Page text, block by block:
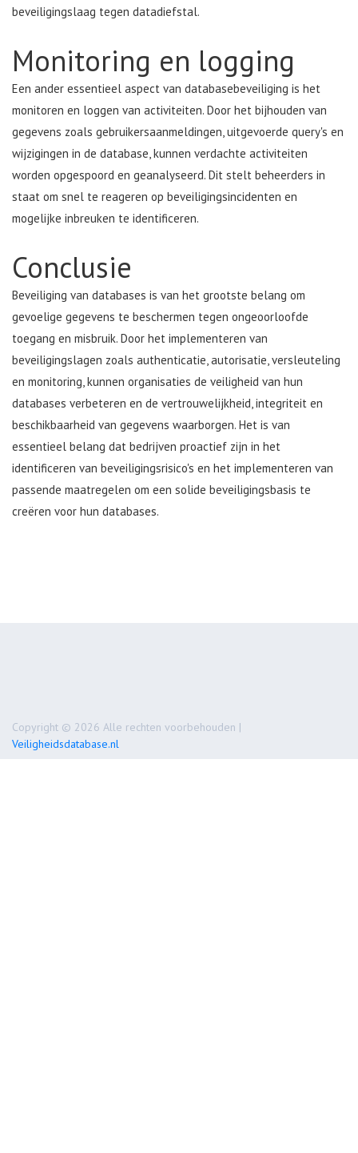
beveiligingslaag tegen datadiefstal.
Monitoring en logging
Een ander essentieel aspect van databasebeveiliging is het
monitoren en loggen van activiteiten. Door het bijhouden van
gegevens zoals gebruikersaanmeldingen, uitgevoerde query's en
wijzigingen in de database, kunnen verdachte activiteiten
worden opgespoord en geanalyseerd. Dit stelt beheerders in
staat om snel te reageren op beveiligingsincidenten en
mogelijke inbreuken te identificeren.
Conclusie
Beveiliging van databases is van het grootste belang om
gevoelige gegevens te beschermen tegen ongeoorloofde
toegang en misbruik. Door het implementeren van
beveiligingslagen zoals authenticatie, autorisatie, versleuteling
en monitoring, kunnen organisaties de veiligheid van hun
databases verbeteren en de vertrouwelijkheid, integriteit en
beschikbaarheid van gegevens waarborgen. Het is van
essentieel belang dat bedrijven proactief zijn in het
identificeren van beveiligingsrisico's en het implementeren van
passende maatregelen om een solide beveiligingsbasis te
creëren voor hun databases.
Copyright © 2026 Alle rechten voorbehouden |
Veiligheidsdatabase.nl